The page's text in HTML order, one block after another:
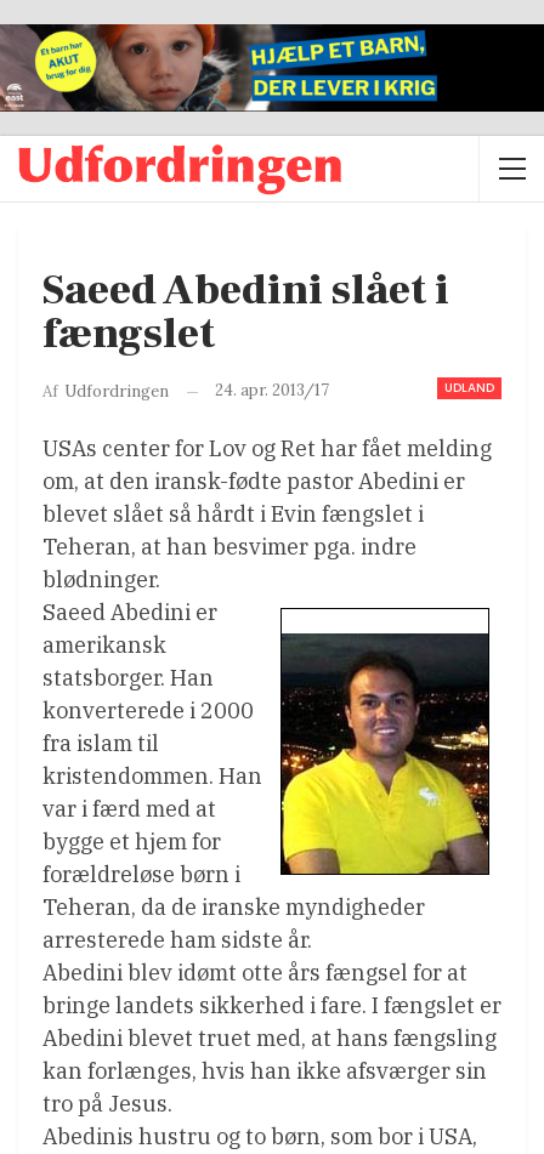
Saeed Abedini slået i
fængslet
UDLAND
Af Udfordringen 24. apr. 2013/17
USAs center for Lov og Ret har fået melding
om, at den iransk-fødte pastor Abedini er
blevet slået så hårdt i Evin fængslet i
Teheran, at han besvimer pga. indre
blødninger.
Saeed Abedini er
amerikansk
statsborger. Han
konverterede i 2000
fra islam til
kristendommen. Han
var i færd med at
bygge et hjem for
forældreløse børn i
Teheran, da de iranske myndigheder
arresterede ham sidste år.
Abedini blev idømt otte års fængsel for at
bringe landets sikkerhed i fare. I fængslet er
Abedini blevet truet med, at hans fængsling
kan forlænges, hvis han ikke afsværger sin
tro på Jesus.
Abedinis hustru og to børn, som bor i USA,